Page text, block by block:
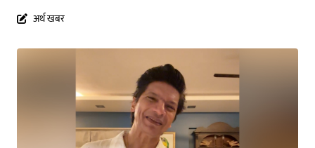
अर्थ खबर